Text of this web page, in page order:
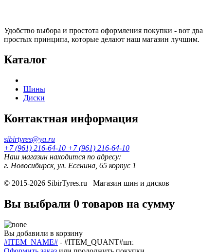
Удобство выбора и простота оформления покупки - вот два
простых принципа, которые делают наш магазин лучшим.
Каталог
Шины
Диски
Контактная информация
sibirtyres@ya.ru
+7 (961) 216-64-10 +7 (961) 216-64-10
Наш магазин находится по адресу:
г. Новосибирск, ул. Есенина, 65 корпус 1
© 2015-2026 SibirTyres.ru Магазин шин и дисков
Вы выбрали 0 товаров на сумму
Вы добавили в корзину
#ITEM_NAME# - #ITEM_QUANT#шт.